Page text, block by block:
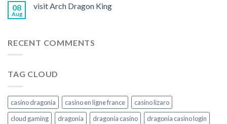
08
Aug
visit Arch Dragon King
RECENT COMMENTS
TAG CLOUD
casino dragonia casino en ligne france
casino lizaro
cloud gaming
dragonia dragonia casino
dragonia casino login